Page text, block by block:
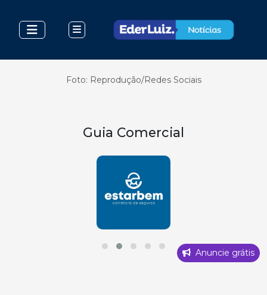
Foto: Reprodução/Redes Sociais
Guia Comercial
Anuncie grátis